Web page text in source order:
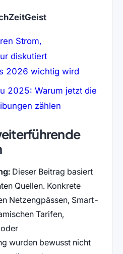
Strom,
diskutiert
2026 wichtig wird
2025: Warum jetzt die
zählen
Dieser Beitrag basiert
Quellen. Konkrete
Netzengpässen, Smart-
Tarifen,
wurden bewusst nicht